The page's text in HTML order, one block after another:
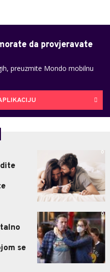
da provjeravate
preuzmite Mondo mobilnu
0
se
0